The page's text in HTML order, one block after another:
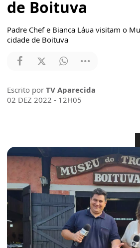
de Boituva
Padre Chef e Bianca Láua visitam o
cidade de Boituva
Escrito por TV Aparecida
02 DEZ 2022 - 12H05